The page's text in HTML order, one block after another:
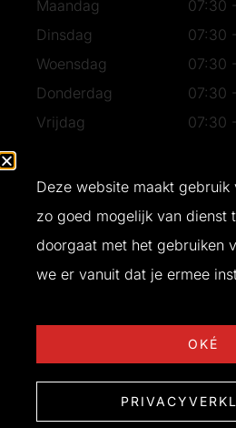
Maandag
07:30
Dinsdag
07:30
Woensdag
07:30
Donderdag
07:30
Vrijdag
07:30
Zondag
Deze website maakt gebruik
zo goed mogelijk van dienst
doorgaat met het gebruiken
we er vanuit dat je ermee
OKÉ